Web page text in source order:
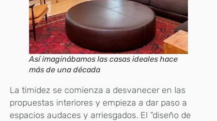
Así imaginábamos las casas ideales hace
más de una década
La timidez se comienza a desvanecer en las
propuestas interiores y empieza a dar paso a
espacios audaces y arriesgados. El “diseño de